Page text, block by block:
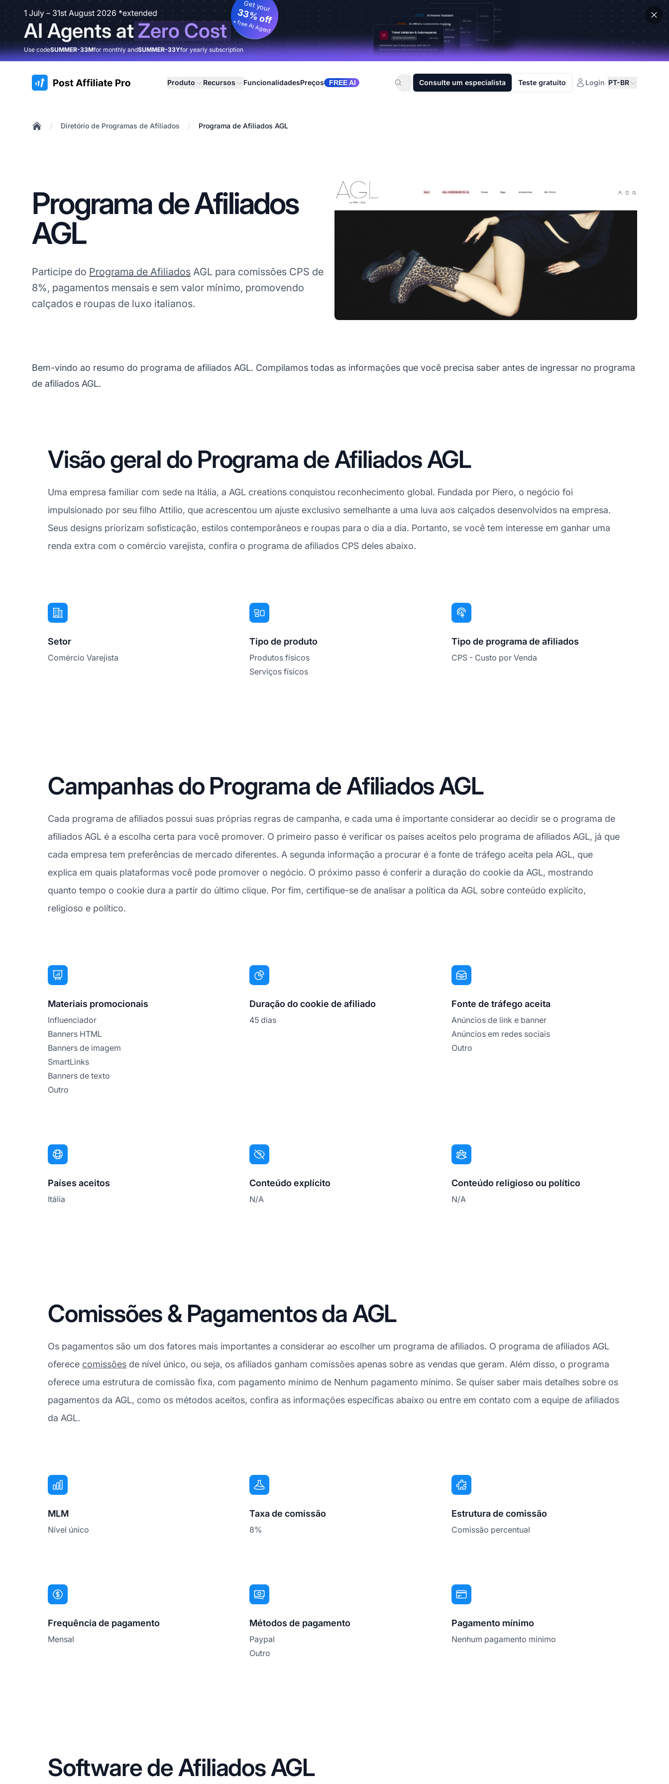
1 July – 31st August 2026 *extended
AI Agents atZero Cost
Get your
33% off
+ free AI Agent
Use codeSUMMER-33Mfor monthly andSUMMER-33Yfor yearly subscription
:site.title Produto Recursos FuncionalidadesPreços FREE AI Consulte um especialista Teste gratuito Login PT-BR
/ Diretório de Programas de Afiliados / Programa de Afiliados AGL
Programa de Afiliados
AGL
Participe do Programa de Afiliados AGL para comissões CPS de
8%, pagamentos mensais e sem valor mínimo, promovendo
calçados e roupas de luxo italianos.
Bem-vindo ao resumo do programa de afiliados AGL. Compilamos todas as informações que você precisa saber antes de ingressar no programa
de afiliados AGL.
Visão geral do Programa de Afiliados AGL
Uma empresa familiar com sede na Itália, a AGL creations conquistou reconhecimento global. Fundada por Piero, o negócio foi
impulsionado por seu filho Attilio, que acrescentou um ajuste exclusivo semelhante a uma luva aos calçados desenvolvidos na empresa.
Seus designs priorizam sofisticação, estilos contemporâneos e roupas para o dia a dia. Portanto, se você tem interesse em ganhar uma
renda extra com o comércio varejista, confira o programa de afiliados CPS deles abaixo.
Setor
Comércio Varejista
Tipo de produto
Produtos físicos
Serviços físicos
Tipo de programa de afiliados
CPS - Custo por Venda
Campanhas do Programa de Afiliados AGL
Cada programa de afiliados possui suas próprias regras de campanha, e cada uma é importante considerar ao decidir se o programa de
afiliados AGL é a escolha certa para você promover. O primeiro passo é verificar os países aceitos pelo programa de afiliados AGL, já que
cada empresa tem preferências de mercado diferentes. A segunda informação a procurar é a fonte de tráfego aceita pela AGL, que
explica em quais plataformas você pode promover o negócio. O próximo passo é conferir a duração do cookie da AGL, mostrando
quanto tempo o cookie dura a partir do último clique. Por fim, certifique-se de analisar a política da AGL sobre conteúdo explícito,
religioso e político.
Materiais promocionais
Influenciador
Banners HTML
Banners de imagem
SmartLinks
Banners de texto
Outro
Duração do cookie de afiliado
45 dias
Fonte de tráfego aceita
Anúncios de link e banner
Anúncios em redes sociais
Outro
Países aceitos
Itália
Conteúdo explícito
N/A
Conteúdo religioso ou político
N/A
Comissões & Pagamentos da AGL
Os pagamentos são um dos fatores mais importantes a considerar ao escolher um programa de afiliados. O programa de afiliados AGL
oferece comissões de nível único, ou seja, os afiliados ganham comissões apenas sobre as vendas que geram. Além disso, o programa
oferece uma estrutura de comissão fixa, com pagamento mínimo de Nenhum pagamento mínimo. Se quiser saber mais detalhes sobre os
pagamentos da AGL, como os métodos aceitos, confira as informações específicas abaixo ou entre em contato com a equipe de afiliados
da AGL.
MLM
Nível único
Taxa de comissão
8%
Estrutura de comissão
Comissão percentual
Frequência de pagamento
Mensal
Métodos de pagamento
Paypal
Outro
Pagamento mínimo
Nenhum pagamento mínimo
Software de Afiliados AGL